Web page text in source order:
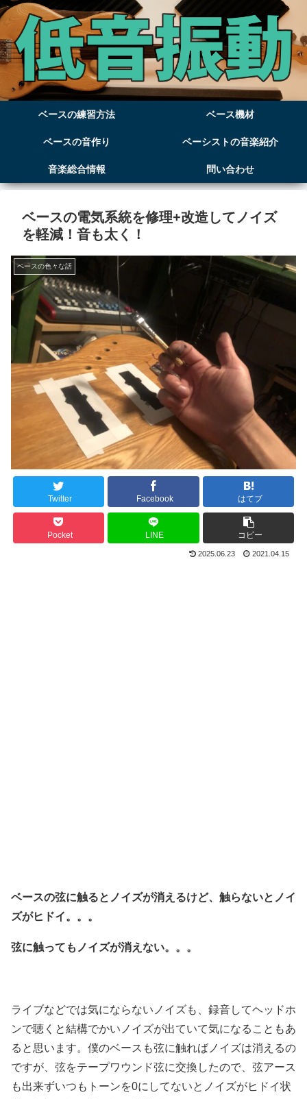
ベースの練習方法 ベース機材
ベースの音作り ベーシストの音楽紹介
音楽総合情報 問い合わせ
ベースの電気系統を修理+改造してノイズ
を軽減！音も太く！
ベースの色々な話
Twitter Facebook はてブ
Pocket LINE コピー
2025.06.23 2021.04.15
ベースの弦に触るとノイズが消えるけど、触らないとノイ
ズがヒドイ。。。
弦に触ってもノイズが消えない。。。
ライブなどでは気にならないノイズも、録音してヘッドホ
ンで聴くと結構でかいノイズが出ていて気になることもあ
ると思います。僕のベースも弦に触ればノイズは消えるの
ですが、弦をテープワウンド弦に交換したので、弦アース
も出来ずいつもトーンを0にしてないとノイズがヒドイ状